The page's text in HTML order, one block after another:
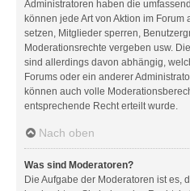
Administratoren haben die
können jede Art von Aktion im Forum
setzen, Mitglieder sperren,
Moderationsrechte vergeben usw.
sind allerdings davon abhängig,
Forums oder ein anderer
können auch volle
entsprechende Recht erteilt wurde.
Nach oben
Was sind Moderatoren?
Die Aufgabe der Moderatoren ist es,